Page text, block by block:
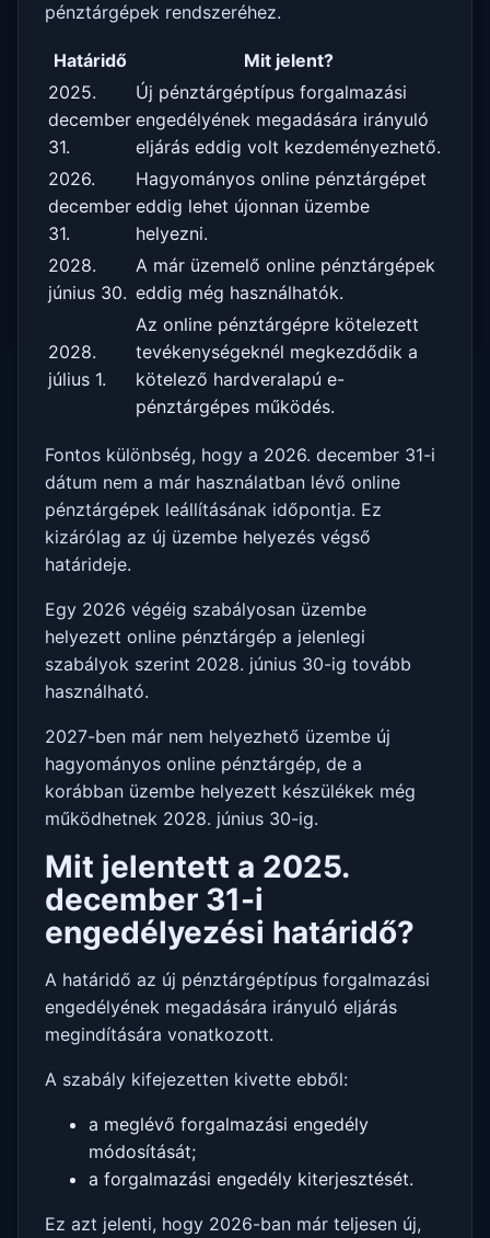
pénztárgépek rendszeréhez.
Határidő
Mit jelent?
2025.
december
31.
Új pénztárgéptípus forgalmazási
engedélyének megadására irányuló
eljárás eddig volt kezdeményezhető.
2026.
december
31.
Hagyományos online pénztárgépet
eddig lehet újonnan üzembe
helyezni.
2028.
június 30.
A már üzemelő online pénztárgépek
eddig még használhatók.
2028.
július 1.
Az online pénztárgépre kötelezett
tevékenységeknél megkezdődik a
kötelező hardveralapú e-
pénztárgépes működés.
Fontos különbség, hogy a 2026. december 31-i
dátum nem a már használatban lévő online
pénztárgépek leállításának időpontja. Ez
kizárólag az új üzembe helyezés végső
határideje.
Egy 2026 végéig szabályosan üzembe
helyezett online pénztárgép a jelenlegi
szabályok szerint 2028. június 30-ig tovább
használható.
2027-ben már nem helyezhető üzembe új
hagyományos online pénztárgép, de a
korábban üzembe helyezett készülékek még
működhetnek 2028. június 30-ig.
Mit jelentett a 2025.
december 31-i
engedélyezési határidő?
A határidő az új pénztárgéptípus forgalmazási
engedélyének megadására irányuló eljárás
megindítására vonatkozott.
A szabály kifejezetten kivette ebből:
a meglévő forgalmazási engedély
módosítását;
a forgalmazási engedély kiterjesztését.
Ez azt jelenti, hogy 2026-ban már teljesen új,